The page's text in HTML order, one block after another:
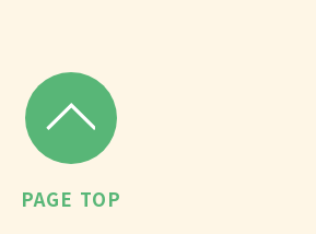
PAGE TOP